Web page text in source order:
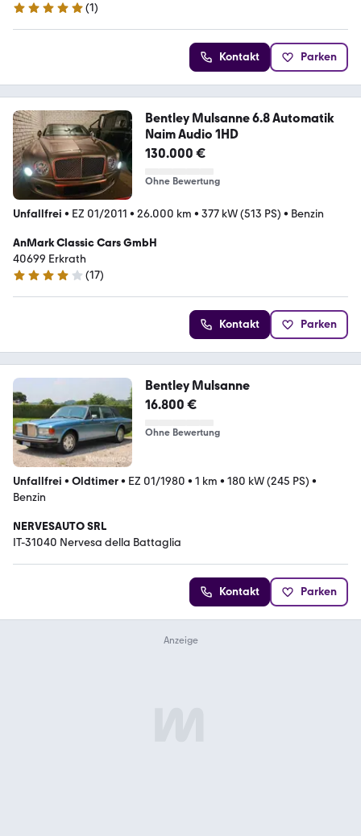
5 Sterne
(1)
Kontakt Parken
Bentley Mulsanne 6.8 Automatik
Naim Audio 1HD
130.000 €
Ohne Bewertung
Unfallfrei • EZ 01/2011 • 26.000 km • 377 kW (513 PS) • Benzin
AnMark Classic Cars GmbH
40699 Erkrath
4 Sterne
(17)
Kontakt Parken
Bentley Mulsanne
16.800 €
Ohne Bewertung
Unfallfrei • Oldtimer• EZ 01/1980 • 1 km • 180 kW (245 PS) •
Benzin
NERVESAUTO SRL
IT-31040 Nervesa della Battaglia
Kontakt Parken